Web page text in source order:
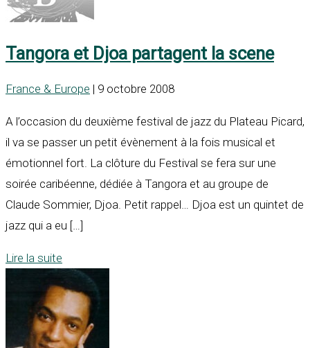
Tangora et Djoa partagent la scene
France & Europe | 9 octobre 2008
A l’occasion du deuxième festival de jazz du Plateau Picard,
il va se passer un petit évènement à la fois musical et
émotionnel fort. La clôture du Festival se fera sur une
soirée caribéenne, dédiée à Tangora et au groupe de
Claude Sommier, Djoa. Petit rappel… Djoa est un quintet de
jazz qui a eu […]
Lire la suite